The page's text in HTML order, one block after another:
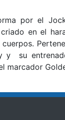
por el
en el
y su
marcador